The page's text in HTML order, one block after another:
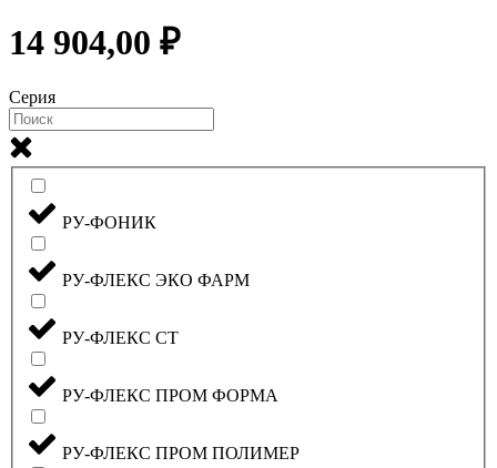
14 904,00 ₽
Серия
РУ-ФОНИК
РУ-ФЛЕКС ЭКО ФАРМ
РУ-ФЛЕКС СТ
РУ-ФЛЕКС ПРОМ ФОРМА
РУ-ФЛЕКС ПРОМ ПОЛИМЕР